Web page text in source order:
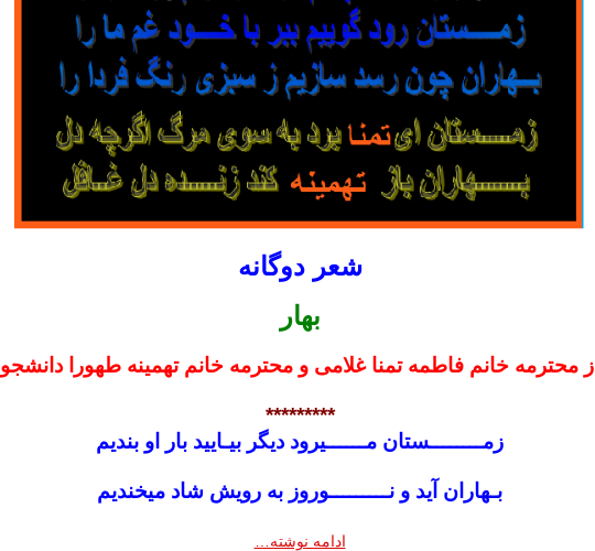
شعر دوگانه
بهار
از محترمه خانم فاطمه تمنا غلامی و محترمه خانم تهمینه طهورا دانشجو
*********
زمــــــــستان مــــــیرود دیگر بیـایید بار او بندیم
بـهاران آید و نـــــــــوروز به رویش شاد میخندیم
ادامه نوشته…